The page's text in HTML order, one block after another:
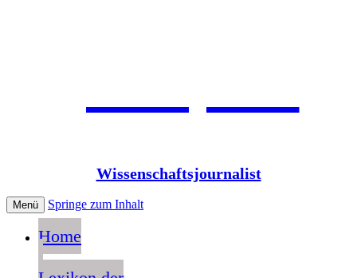
Jean Pütz
Wissenschaftsjournalist
Menü Springe zum Inhalt
Home